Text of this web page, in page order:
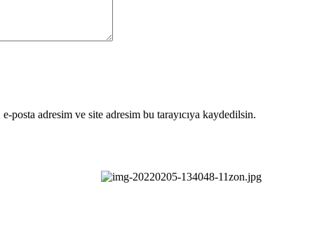
posta adresim ve site adresim bu tarayıcıya kaydedilsin.